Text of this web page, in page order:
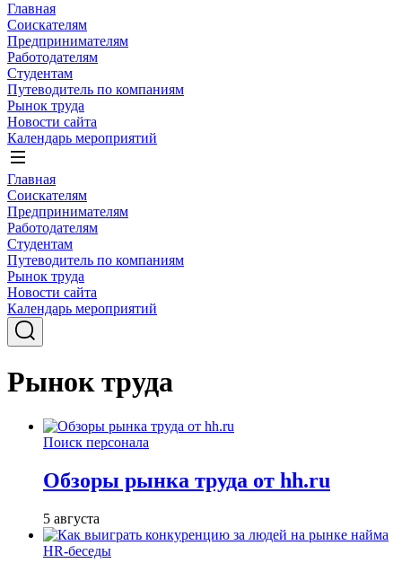
Главная
Соискателям
Предпринимателям
Работодателям
Студентам
Путеводитель по компаниям
Рынок труда
Новости сайта
Календарь мероприятий
Главная
Соискателям
Предпринимателям
Работодателям
Студентам
Путеводитель по компаниям
Рынок труда
Новости сайта
Календарь мероприятий
Рынок труда
Поиск персонала
Обзоры рынка труда от hh.ru
5 августа
HR-беседы